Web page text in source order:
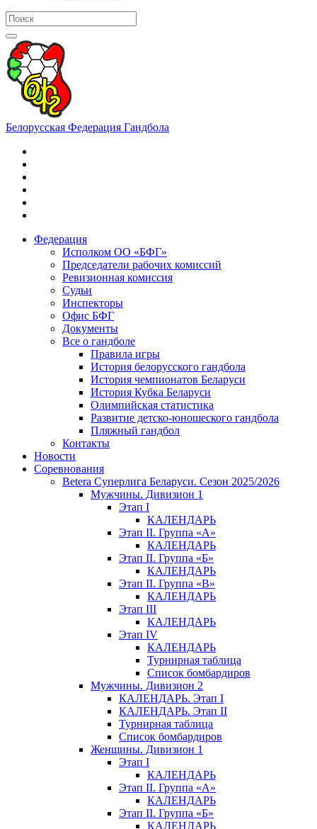
Белорусская Федерация Гандбола
Федерация
Исполком ОО «БФГ»
Председатели рабочих комиссий
Ревизионная комиссия
Судьи
Инспекторы
Офис БФГ
Документы
Все о гандболе
Правила игры
История белорусского гандбола
История чемпионатов Беларуси
История Кубка Беларуси
Олимпийская статистика
Развитие детско-юношеского гандбола
Пляжный гандбол
Контакты
Новости
Соревнования
Betera Суперлига Беларуси. Сезон 2025/2026
Мужчины. Дивизион 1
Этап I
КАЛЕНДАРЬ
Этап II. Группа «А»
КАЛЕНДАРЬ
Этап II. Группа «Б»
КАЛЕНДАРЬ
Этап II. Группа «В»
КАЛЕНДАРЬ
Этап III
КАЛЕНДАРЬ
Этап IV
КАЛЕНДАРЬ
Турнирная таблица
Список бомбардиров
Мужчины. Дивизион 2
КАЛЕНДАРЬ. Этап I
КАЛЕНДАРЬ. Этап II
Турнирная таблица
Список бомбардиров
Женщины. Дивизион 1
Этап I
КАЛЕНДАРЬ
Этап II. Группа «А»
КАЛЕНДАРЬ
Этап II. Группа «Б»
КАЛЕНДАРЬ